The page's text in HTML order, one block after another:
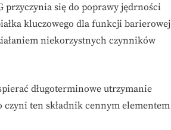
przyczynia się do poprawy jędrności
kluczowego dla funkcji barierowej
niekorzystnych czynników
długoterminowe utrzymanie
ten składnik cennym elementem